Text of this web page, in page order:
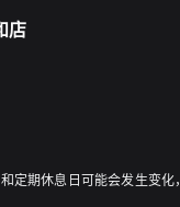
店
期休息日可能会发生变化